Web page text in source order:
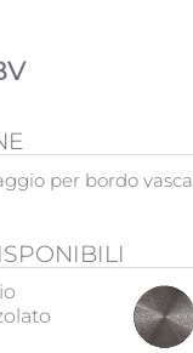
per bordo vasca